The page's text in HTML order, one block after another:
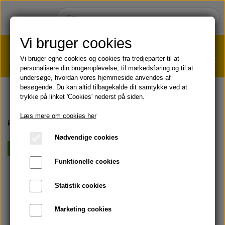
HJEM
Læbepomade
KOST & VELVÆRE
SOMMER & SOL 😎
VÆGTTAB?KLIK HER!
Forside
Vi bruger cookies
Vi bruger egne cookies og cookies fra tredjeparter til at
personalisere din brugeroplevelse, til markedsføring og til at
undersøge, hvordan vores hjemmeside anvendes af
besøgende. Du kan altid tilbagekalde dit samtykke ved at
trykke på linket 'Cookies' nederst på siden.
Læs mere om cookies her
Nødvendige cookies
Funktionelle cookies
Statistik cookies
Marketing cookies